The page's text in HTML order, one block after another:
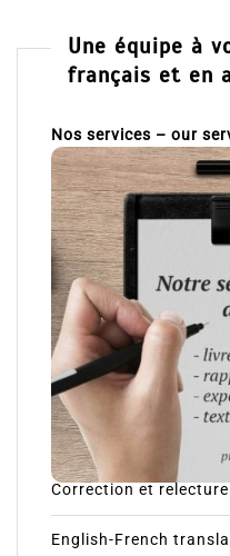
Une équipe à
français et en
Nos services – our
Correction et relecture
English-French